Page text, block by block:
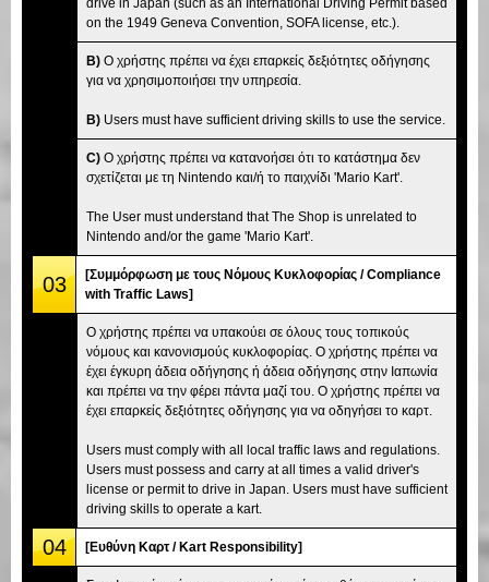
on the 1949 Geneva Convention, SOFA license, etc.).
B) Ο χρήστης πρέπει να έχει επαρκείς δεξιότητες οδήγησης
για να χρησιμοποιήσει την υπηρεσία.
B) Users must have sufficient driving skills to use the service.
C) Ο χρήστης πρέπει να κατανοήσει ότι το κατάστημα δεν
σχετίζεται με τη Nintendo και/ή το παιχνίδι 'Mario Kart'.
The User must understand that The Shop is unrelated to
Nintendo and/or the game 'Mario Kart'.
03
[Συμμόρφωση με τους Νόμους Κυκλοφορίας / Compliance
with Traffic Laws]
Ο χρήστης πρέπει να υπακούει σε όλους τους τοπικούς
νόμους και κανονισμούς κυκλοφορίας. Ο χρήστης πρέπει να
έχει έγκυρη άδεια οδήγησης ή άδεια οδήγησης στην Ιαπωνία
και πρέπει να την φέρει πάντα μαζί του. Ο χρήστης πρέπει να
έχει επαρκείς δεξιότητες οδήγησης για να οδηγήσει το καρτ.
Users must comply with all local traffic laws and regulations.
Users must possess and carry at all times a valid driver's
license or permit to drive in Japan. Users must have sufficient
driving skills to operate a kart.
04 [Ευθύνη Καρτ / Kart Responsibility]